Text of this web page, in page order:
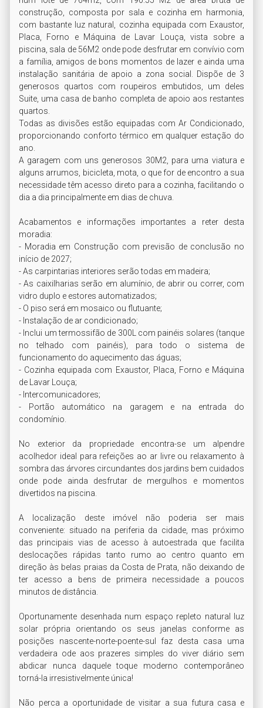
construção, composta por sala e cozinha em harmonia,
com bastante luz natural, cozinha equipada com Exaustor,
Placa, Forno e Máquina de Lavar Louça, vista sobre a
piscina, sala de 56M2 onde pode desfrutar em convívio com
a família, amigos de bons momentos de lazer e ainda uma
instalação sanitária de apoio a zona social. Dispõe de 3
generosos quartos com roupeiros embutidos, um deles
Suite, uma casa de banho completa de apoio aos restantes
quartos.
Todas as divisões estão equipadas com Ar Condicionado,
proporcionando conforto térmico em qualquer estação do
ano.
A garagem com uns generosos 30M2, para uma viatura e
alguns arrumos, bicicleta, mota, o que for de encontro a sua
necessidade têm acesso direto para a cozinha, facilitando o
dia a dia principalmente em dias de chuva.
Acabamentos e informações importantes a reter desta
moradia:
- Moradia em Construção com previsão de conclusão no
início de 2027;
- As carpintarias interiores serão todas em madeira;
- As caixilharias serão em alumínio, de abrir ou correr, com
vidro duplo e estores automatizados;
- O piso será em mosaico ou flutuante;
- Instalação de ar condicionado;
- Inclui um termossifão de 300L com painéis solares (tanque
no telhado com painéis), para todo o sistema de
funcionamento do aquecimento das águas;
- Cozinha equipada com Exaustor, Placa, Forno e Máquina
de Lavar Louça;
- Intercomunicadores;
- Portão automático na garagem e na entrada do
condomínio.
No exterior da propriedade encontra-se um alpendre
acolhedor ideal para refeições ao ar livre ou relaxamento à
sombra das árvores circundantes dos jardins bem cuidados
onde pode ainda desfrutar de mergulhos e momentos
divertidos na piscina.
A localização deste imóvel não poderia ser mais
conveniente: situado na periferia da cidade, mas próximo
das principais vias de acesso à autoestrada que facilita
deslocações rápidas tanto rumo ao centro quanto em
direção às belas praias da Costa de Prata, não deixando de
ter acesso a bens de primeira necessidade a poucos
minutos de distância.
Oportunamente desenhada num espaço repleto natural luz
solar própria orientando os seus janelas conforme as
posições nascente-norte-poente-sul faz desta casa uma
verdadeira ode aos prazeres simples do viver diário sem
abdicar nunca daquele toque moderno contemporâneo
torná-la irresistivelmente única!
Não perca a oportunidade de visitar a sua futura casa e